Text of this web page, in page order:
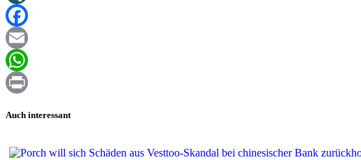
XING
Facebook
Email
WhatsApp
Auch interessant